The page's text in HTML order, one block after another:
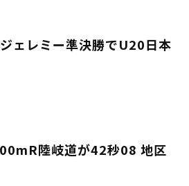
ェレミー準決勝でU20日本
陸岐道が42秒08 地区